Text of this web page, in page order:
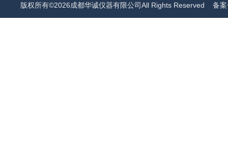
版权所有©2026成都华诚仪器有限公司All Rights Reserved 备